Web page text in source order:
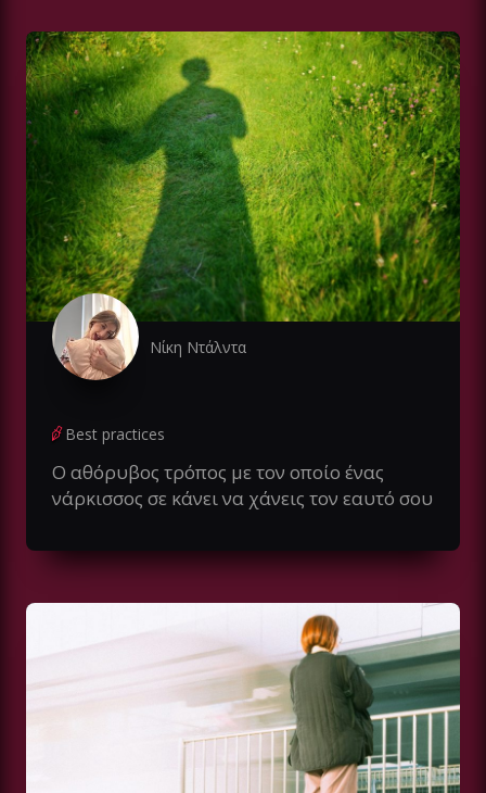
Νίκη Ντάλντα
Best practices
Ο αθόρυβος τρόπος με τον οποίο ένας
νάρκισσος σε κάνει να χάνεις τον εαυτό σου